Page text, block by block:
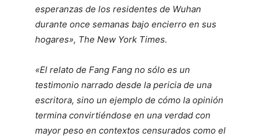
esperanzas de los residentes de Wuhan
durante once semanas bajo encierro en sus
hogares», The New York Times.
«El relato de Fang Fang no sólo es un
testimonio narrado desde la pericia de una
escritora, sino un ejemplo de cómo la opinión
termina convirtiéndose en una verdad con
mayor peso en contextos censurados como el